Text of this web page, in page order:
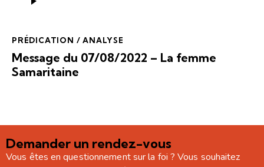
audio
PRÉDICATION / ANALYSE
Message du 07/08/2022 – La femme
Samaritaine
Demander un rendez-vous
Vous êtes en questionnement sur la foi ? Vous souhaitez